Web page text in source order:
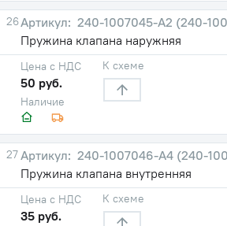
26
240-1007045-А2 (240-
Пружина клапана наружняя
Наличие
Цена с НДС
50 руб.
К схеме
27
240-1007046-А4 (240-
Пружина клапана внутренняя
Цена с НДС
35 руб.
К схеме